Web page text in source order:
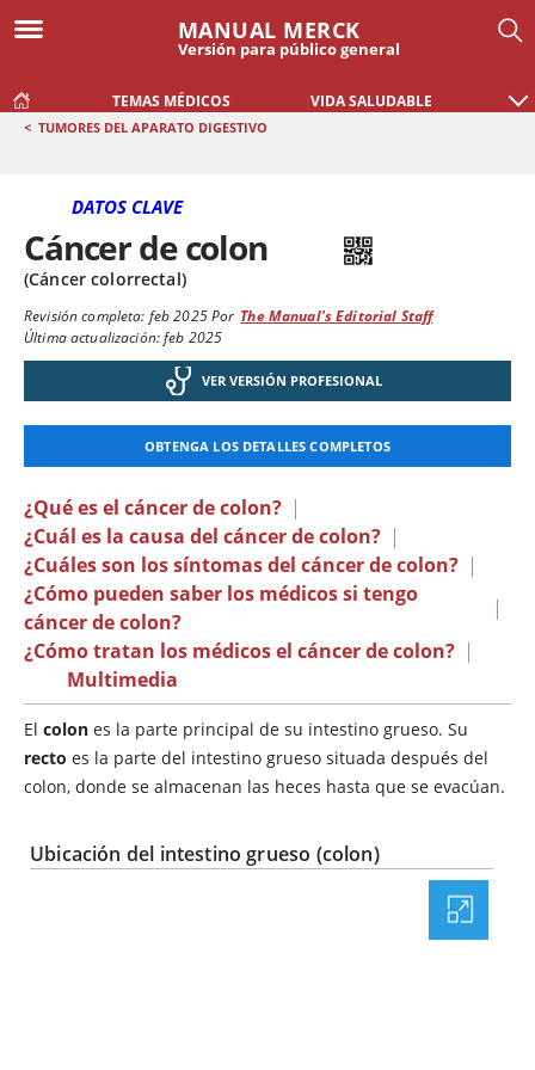
MANUAL MERCK
Versión para público general
TEMAS MÉDICOS VIDA SALUDABLE
< TUMORES DEL APARATO DIGESTIVO
DATOS CLAVE
Cáncer de colon
(Cáncer colorrectal)
Revisión completa: feb 2025Por The Manual's Editorial Staff
Última actualización: feb 2025
VER VERSIÓN PROFESIONAL
OBTENGA LOS DETALLES COMPLETOS
¿Qué es el cáncer de colon? |
¿Cuál es la causa del cáncer de colon? |
¿Cuáles son los síntomas del cáncer de colon? |
¿Cómo pueden saber los médicos si tengo
cáncer de colon?
|
¿Cómo tratan los médicos el cáncer de colon? |
Multimedia
El colon es la parte principal de su intestino grueso. Su
recto es la parte del intestino grueso situada después del
colon, donde se almacenan las heces hasta que se evacúan.
Ubicación del intestino grueso (colon)